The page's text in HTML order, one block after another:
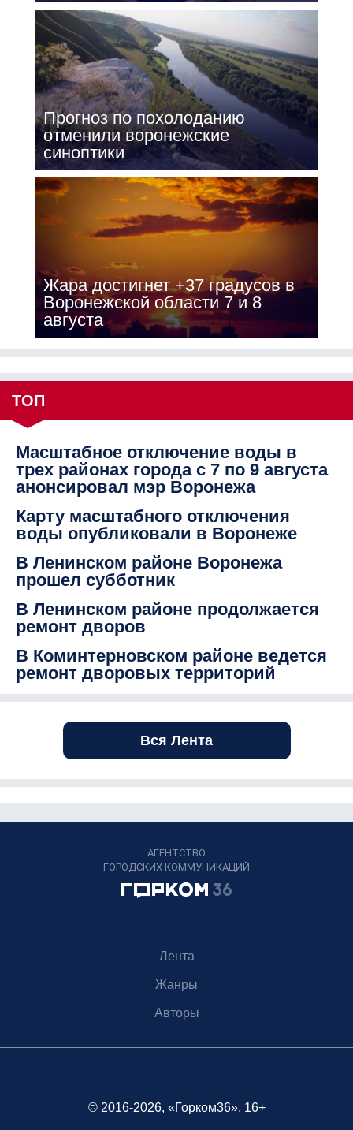
Прогноз по похолоданию
отменили воронежские
синоптики
Жара достигнет +37 градусов в
Воронежской области 7 и 8
августа
ТОП
Масштабное отключение воды в
трех районах города с 7 по 9 августа
анонсировал мэр Воронежа
Карту масштабного отключения
воды опубликовали в Воронеже
В Ленинском районе Воронежа
прошел субботник
В Ленинском районе продолжается
ремонт дворов
В Коминтерновском районе ведется
ремонт дворовых территорий
Вся Лента
АГЕНТСТВО
ГОРОДСКИХ КОММУНИКАЦИЙ
Лента
Жанры
Авторы
© 2016-2026, «Горком36», 16+